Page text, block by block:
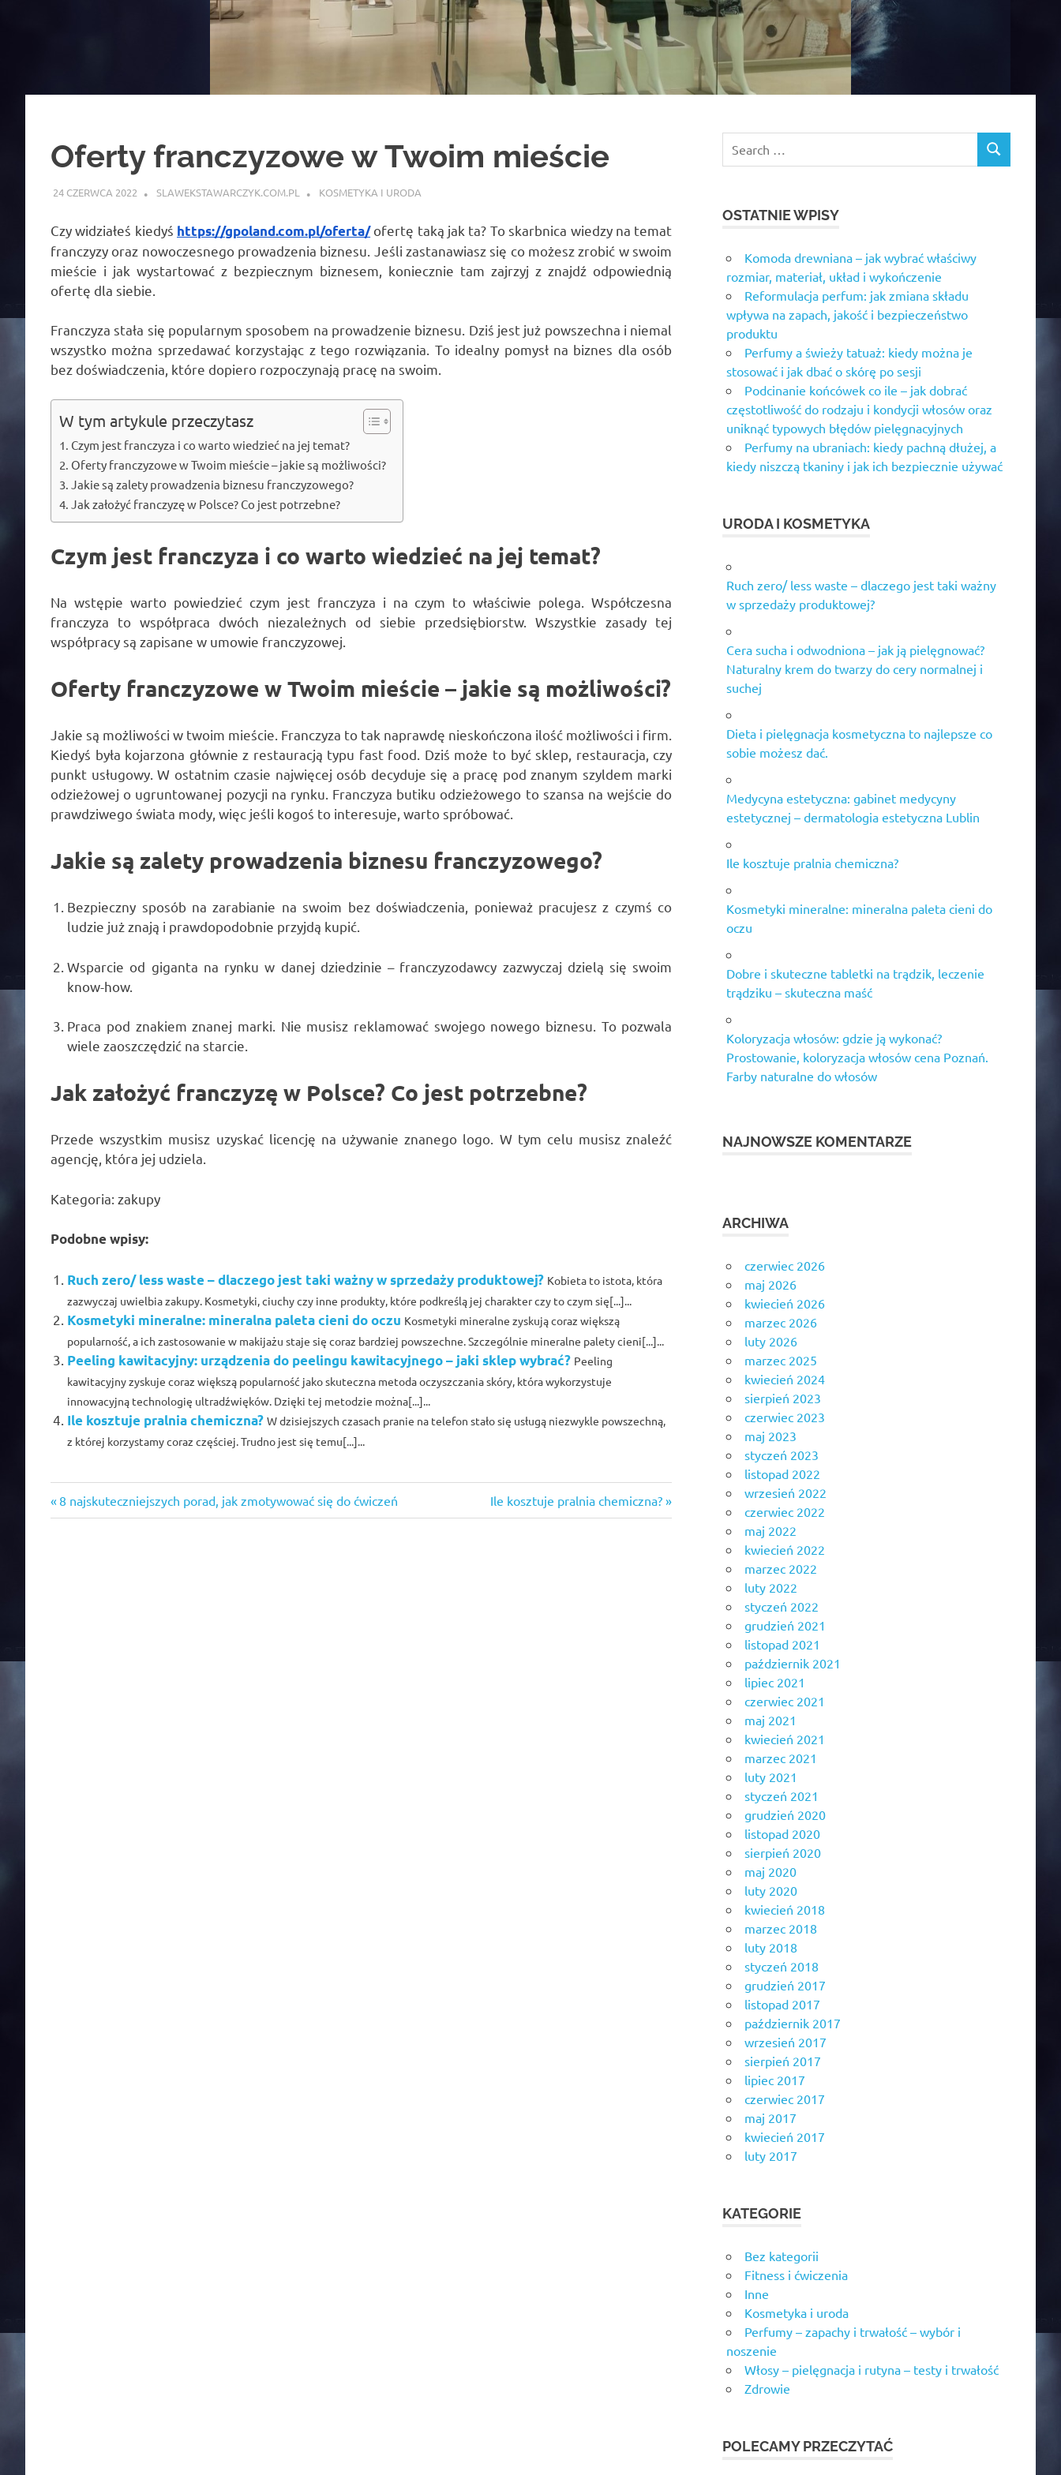
Oferty franczyzowe w Twoim mieście
24 CZERWCA 2022 SLAWEKSTAWARCZYK.COM.PL KOSMETYKA I URODA
Czy widziałeś kiedyś https://gpoland.com.pl/oferta/ofertę taką jak ta? To skarbnica wiedzy na temat
franczyzy oraz nowoczesnego prowadzenia biznesu. Jeśli zastanawiasz się co możesz zrobić w swoim
mieście i jak wystartować z bezpiecznym biznesem, koniecznie tam zajrzyj z znajdź odpowiednią
ofertę dla siebie.
Franczyza stała się popularnym sposobem na prowadzenie biznesu. Dziś jest już powszechna i niemal
wszystko można sprzedawać korzystając z tego rozwiązania. To idealny pomysł na biznes dla osób
bez doświadczenia, które dopiero rozpoczynają pracę na swoim.
W tym artykule przeczytasz
Czym jest franczyza i co warto wiedzieć na jej temat?
Oferty franczyzowe w Twoim mieście – jakie są możliwości?
Jakie są zalety prowadzenia biznesu franczyzowego?
Jak założyć franczyzę w Polsce? Co jest potrzebne?
Czym jest franczyza i co warto wiedzieć na jej temat?
Na wstępie warto powiedzieć czym jest franczyza i na czym to właściwie polega. Współczesna
franczyza to współpraca dwóch niezależnych od siebie przedsiębiorstw. Wszystkie zasady tej
współpracy są zapisane w umowie franczyzowej.
Oferty franczyzowe w Twoim mieście – jakie są możliwości?
Jakie są możliwości w twoim mieście. Franczyza to tak naprawdę nieskończona ilość możliwości i firm.
Kiedyś była kojarzona głównie z restauracją typu fast food. Dziś może to być sklep, restauracja, czy
punkt usługowy. W ostatnim czasie najwięcej osób decyduje się a pracę pod znanym szyldem marki
odzieżowej o ugruntowanej pozycji na rynku. Franczyza butiku odzieżowego to szansa na wejście do
prawdziwego świata mody, więc jeśli kogoś to interesuje, warto spróbować.
Jakie są zalety prowadzenia biznesu franczyzowego?
Bezpieczny sposób na zarabianie na swoim bez doświadczenia, ponieważ pracujesz z czymś co
ludzie już znają i prawdopodobnie przyjdą kupić.
Wsparcie od giganta na rynku w danej dziedzinie – franczyzodawcy zazwyczaj dzielą się swoim
know-how.
Praca pod znakiem znanej marki. Nie musisz reklamować swojego nowego biznesu. To pozwala
wiele zaoszczędzić na starcie.
Jak założyć franczyzę w Polsce? Co jest potrzebne?
Przede wszystkim musisz uzyskać licencję na używanie znanego logo. W tym celu musisz znaleźć
agencję, która jej udziela.
Kategoria: zakupy
Podobne wpisy:
Ruch zero/ less waste – dlaczego jest taki ważny w sprzedaży produktowej? Kobieta to istota, która
zazwyczaj uwielbia zakupy. Kosmetyki, ciuchy czy inne produkty, które podkreślą jej charakter czy to czym się[...]...
Kosmetyki mineralne: mineralna paleta cieni do oczu Kosmetyki mineralne zyskują coraz większą
popularność, a ich zastosowanie w makijażu staje się coraz bardziej powszechne. Szczególnie mineralne palety cieni[...]...
Peeling kawitacyjny: urządzenia do peelingu kawitacyjnego – jaki sklep wybrać? Peeling
kawitacyjny zyskuje coraz większą popularność jako skuteczna metoda oczyszczania skóry, która wykorzystuje
innowacyjną technologię ultradźwięków. Dzięki tej metodzie można[...]...
Ile kosztuje pralnia chemiczna? W dzisiejszych czasach pranie na telefon stało się usługą niezwykle powszechną,
z której korzystamy coraz częściej. Trudno jest się temu[...]...
Nawigacja
Previous
Post:
8 najskuteczniejszych porad, jak zmotywować się do ćwiczeń
Next
Post:
Ile kosztuje pralnia chemiczna?
OSTATNIE WPISY
Komoda drewniana – jak wybrać właściwy
rozmiar, materiał, układ i wykończenie
Reformulacja perfum: jak zmiana składu
wpływa na zapach, jakość i bezpieczeństwo
produktu
Perfumy a świeży tatuaż: kiedy można je
stosować i jak dbać o skórę po sesji
Podcinanie końcówek co ile – jak dobrać
częstotliwość do rodzaju i kondycji włosów oraz
uniknąć typowych błędów pielęgnacyjnych
Perfumy na ubraniach: kiedy pachną dłużej, a
kiedy niszczą tkaniny i jak ich bezpiecznie używać
URODA I KOSMETYKA
Ruch zero/ less waste – dlaczego jest taki ważny
w sprzedaży produktowej?
Cera sucha i odwodniona – jak ją pielęgnować?
Naturalny krem do twarzy do cery normalnej i
suchej
Dieta i pielęgnacja kosmetyczna to najlepsze co
sobie możesz dać.
Medycyna estetyczna: gabinet medycyny
estetycznej – dermatologia estetyczna Lublin
Ile kosztuje pralnia chemiczna?
Kosmetyki mineralne: mineralna paleta cieni do
oczu
Dobre i skuteczne tabletki na trądzik, leczenie
trądziku – skuteczna maść
Koloryzacja włosów: gdzie ją wykonać?
Prostowanie, koloryzacja włosów cena Poznań.
Farby naturalne do włosów
NAJNOWSZE KOMENTARZE
ARCHIWA
czerwiec 2026
maj 2026
kwiecień 2026
marzec 2026
luty 2026
marzec 2025
kwiecień 2024
sierpień 2023
czerwiec 2023
maj 2023
styczeń 2023
listopad 2022
wrzesień 2022
czerwiec 2022
maj 2022
kwiecień 2022
marzec 2022
luty 2022
styczeń 2022
grudzień 2021
listopad 2021
październik 2021
lipiec 2021
czerwiec 2021
maj 2021
kwiecień 2021
marzec 2021
luty 2021
styczeń 2021
grudzień 2020
listopad 2020
sierpień 2020
maj 2020
luty 2020
kwiecień 2018
marzec 2018
luty 2018
styczeń 2018
grudzień 2017
listopad 2017
październik 2017
wrzesień 2017
sierpień 2017
lipiec 2017
czerwiec 2017
maj 2017
kwiecień 2017
luty 2017
KATEGORIE
Bez kategorii
Fitness i ćwiczenia
Inne
Kosmetyka i uroda
Perfumy – zapachy i trwałość – wybór i
noszenie
Włosy – pielęgnacja i rutyna – testy i trwałość
Zdrowie
POLECAMY PRZECZYTAĆ